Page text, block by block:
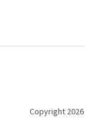
Copyright 2026